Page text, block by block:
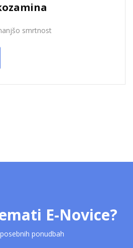
smrtnost
E-Novice?
ponudbah